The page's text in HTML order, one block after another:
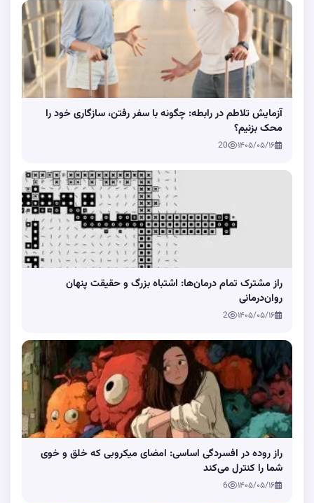
آزمایش تلاطم در رابطه: چگونه با سفر رفتن، سازگاری خود را
محک بزنیم؟
۱۴۰۵/۰۵/۱۶ 20
راز مشترک تمام درمان‌ها: اشتباه بزرگ و حقیقت پنهان
روان‌درمانی
۱۴۰۵/۰۵/۱۶ 2
راز روده در افسردگی اساسی: امضای میکروبی که خلق و خوی
شما را کنترل می‌کند
۱۴۰۵/۰۵/۱۶ 6